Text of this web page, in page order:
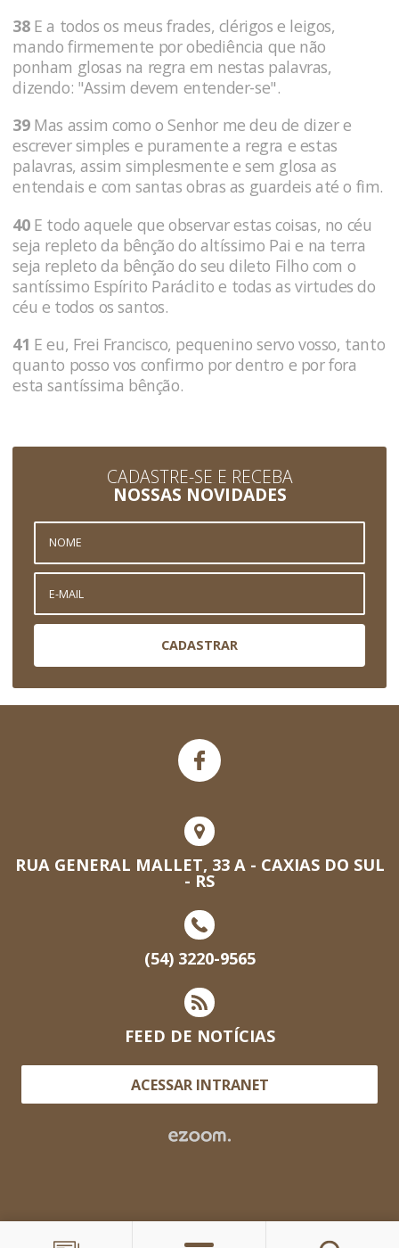
38E a todos os meus frades, clérigos e leigos,
mando firmemente por obediência que não
ponham glosas na regra em nestas palavras,
dizendo: "Assim devem entender-se".
39Mas assim como o Senhor me deu de dizer e
escrever simples e puramente a regra e estas
palavras, assim simplesmente e sem glosa as
entendais e com santas obras as guardeis até o fim.
40E todo aquele que observar estas coisas, no céu
seja repleto da bênção do altíssimo Pai e na terra
seja repleto da bênção do seu dileto Filho com o
santíssimo Espírito Paráclito e todas as virtudes do
céu e todos os santos.
41 E eu, Frei Francisco, pequenino servo vosso, tanto
quanto posso vos confirmo por dentro e por fora
esta santíssima bênção.
CADASTRE-SE E RECEBA
NOSSAS NOVIDADES
CADASTRAR
RUA GENERAL MALLET, 33 A - CAXIAS DO SUL
- RS
(54) 3220-9565
FEED DE NOTÍCIAS
ACESSAR INTRANET